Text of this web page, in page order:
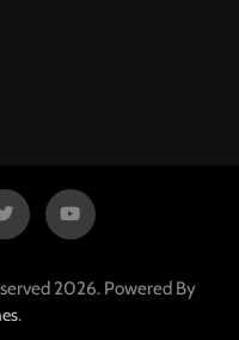
2026. Powered By
.